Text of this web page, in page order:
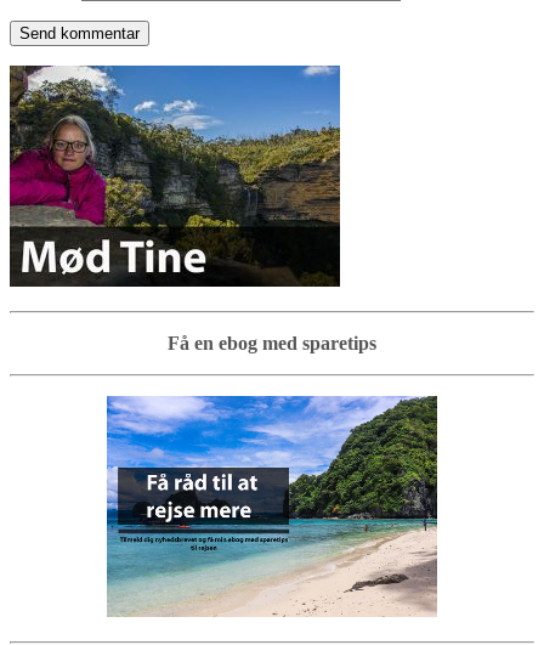
Få en ebog med sparetips